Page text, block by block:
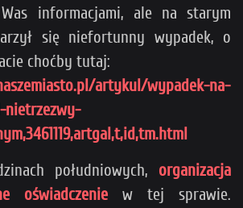
informacjami, ale na starym
się niefortunny wypadek, o
choćby tutaj:
artykul/wypadek-na-
południowych, organizacja
oświadczenie w tej sprawie.